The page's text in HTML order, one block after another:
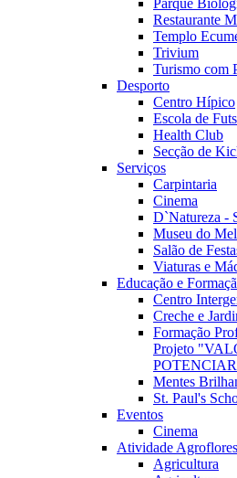
Restaurante
Templo
Trivium
Turismo com
Desporto
Centro Hípico
Escola de
Health Club
Secção de
Serviços
Carpintaria
Cinema
D`Natureza -
Museu do Mel
Salão de
Viaturas e
Educação e
Centro
Creche e
Formação
Projeto
Mentes
St. Paul's
Eventos
Cinema
Atividade
Agricultura